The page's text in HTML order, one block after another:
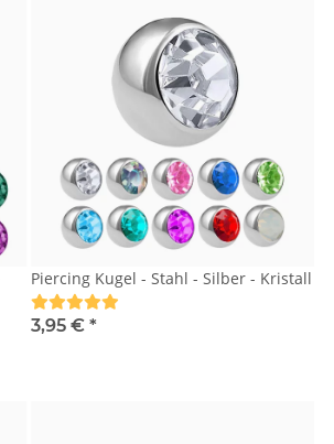
Piercing Kugel - Stahl - Silber - Kristall
3,95 € *